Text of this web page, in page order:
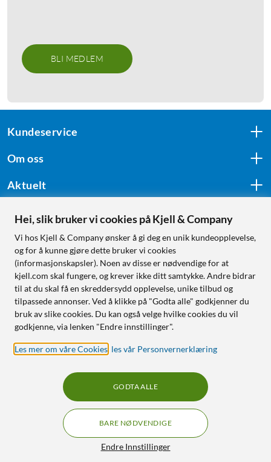
BLI MEDLEM
Kundeservice
Om oss
Aktuelt
Følg oss
Handle fra:
Sverige
Norge
RÅD OG TILBEHØR TIL
HJEMMEELEKTRONIKK
Hei, slik bruker vi cookies på Kjell & Company
Vi hos Kjell & Company ønsker å gi deg en unik kundeopplevelse,
og for å kunne gjøre dette bruker vi cookies
(informasjonskapsler). Noen av disse er nødvendige for at
kjell.com skal fungere, og krever ikke ditt samtykke. Andre bidrar
til at du skal få en skreddersydd opplevelse, unike tilbud og
tilpassede annonser. Ved å klikke på "Godta alle" godkjenner du
bruk av slike cookies. Du kan også velge hvilke cookies du vil
godkjenne, via lenken "Endre innstillinger".
Les mer om våre Cookies les vår Personvernerklæring
Endre Innstillinger
BARE NØDVENDIGE
GODTA ALLE